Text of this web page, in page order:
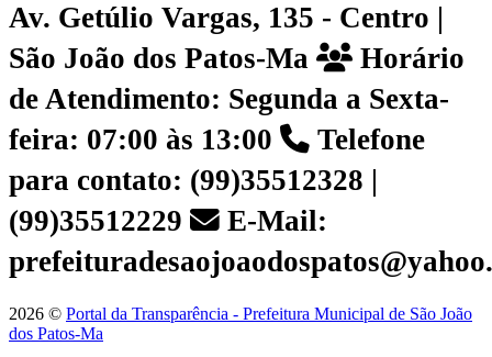
Av. Getúlio Vargas, 135 - Centro |
São João dos Patos-Ma
Horário
de Atendimento: Segunda a Sexta-
feira: 07:00 às 13:00
Telefone
para contato: (99)35512328 |
(99)35512229
E-Mail:
2026 © Portal da Transparência - Prefeitura Municipal de São João
dos Patos-Ma